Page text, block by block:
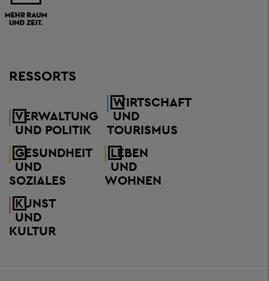
RESSORTS
VERWALTUNG
UND POLITIK
WIRTSCHAFT
UND
TOURISMUS
GESUNDHEIT
UND
SOZIALES
LEBEN
UND
WOHNEN
KUNST
UND
KULTUR